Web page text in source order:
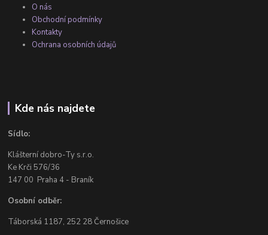
O nás
Obchodní podmínky
Kontakty
Ochrana osobních údajů
Kde nás najdete
Sídlo:
Klášterní dobro-Ty s.r.o.
Ke Krči 576/36
147 00 Praha 4 - Braník
Osobní odběr:
Táborská 1187, 252 28 Černošice